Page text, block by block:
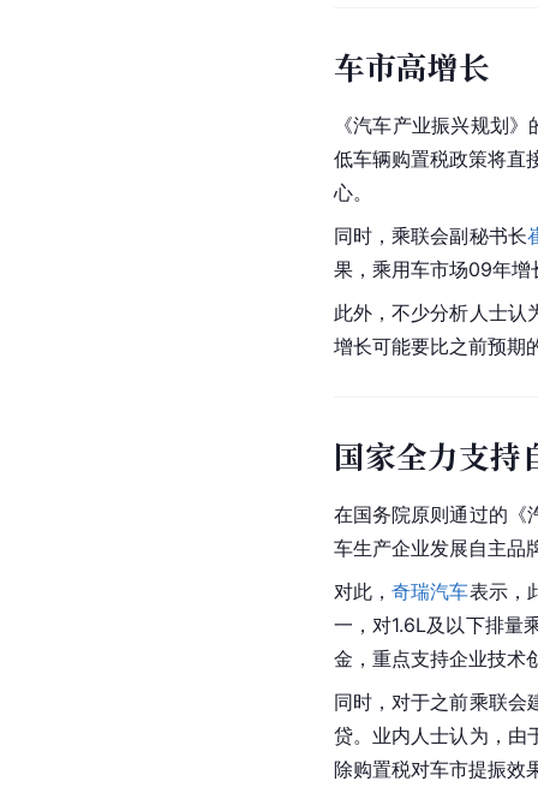
车市高增长
《汽车产业振兴规划
低车辆购置税政策将直
心。
同时，乘联会副秘书长
果，乘用车市场09年增
此外，不少分析人士认
增长可能要比之前预期
国家全力支持
在国务院原则通过的《
车生产企业发展自主品
对此，奇瑞汽车表示，
一，对1.6L及以下排量
金，重点支持企业技术
同时，对于之前乘联会
贷。业内人士认为，由
除购置税对车市提振效